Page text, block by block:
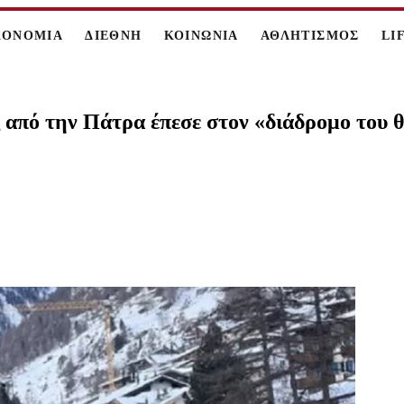
ΔΙΕΘΝΗ ΚΟΙΝΩΝΙΑ ΑΘΛΗΤΙΣΜΟΣ
από την Πάτρα έπεσε στον «διάδρομο